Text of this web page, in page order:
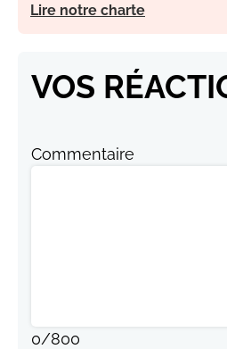
Lire notre charte
VOS
Commentaire
0/800